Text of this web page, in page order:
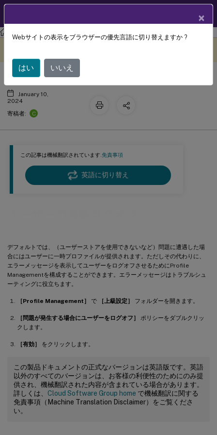
Profile Management Profile Management 2308
この記事は機械翻訳されています.免責事項
英語に切り替え
デフォルトでは、（ユーザーストアを使用できないなど）問題に遭遇した場
合にはユーザーに一時プロファイルが提供されます。ただしその代わりに、
エラーメッセージを表示してユーザーをログオフさせるためにProfile
Managementを構成することができます。エラーメッセージはトラブルシュ
ーティングに役立ちます。
［Profile Management］ で ［上級設定］ フォルダーを開きます。
［問題が発生する場合にユーザーをログオフ］
ポリシーをダブルクリッ
クします。
［有効］ をクリックします。
この製品ドキュメントの正式なバージョンは英語版です。英語
以外のすべてのバージョンは、お客様の利便性のためにのみ提
供され、機械翻訳された内容が含まれている場合があります。
詳しくは、 Cloud Software Group home で機械翻訳に関する
免責事項（Machine Translation Disclaimer）をご覧くださ
い。
ユーザーの強制ログオフ
January 10,
2024
寄稿者:
C
×
Webサイトの表示をブラウザーの優先言語に切り替えますか ?
はい いいえ